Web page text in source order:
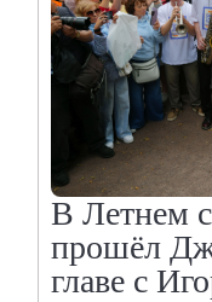
В Летнем
прошёл
главе с